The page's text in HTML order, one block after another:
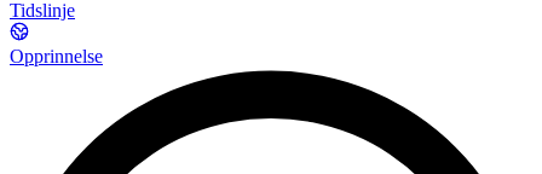
Tidslinje
Opprinnelse